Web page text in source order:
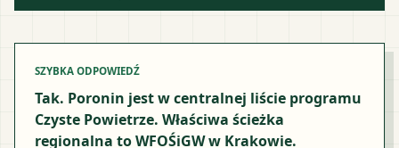
SZYBKA ODPOWIEDŹ
Tak. Poronin jest w centralnej liście programu
Czyste Powietrze. Właściwa ścieżka
regionalna to WFOŚiGW w Krakowie.